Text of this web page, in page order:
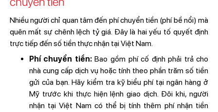
Nhiều người chỉ quan tâm đến phí chuyển tiền (phí bề nổi) mà
quên mất sự chênh lệch tỷ giá. Đây là hai yếu tố quyết định
trực tiếp đến số tiền thực nhận tại Việt Nam.
Phí chuyển tiền:Bao gồm phí cố định phải trả cho
nhà cung cấp dịch vụ hoặc tính theo phần trăm số tiền
gửi của bạn. Hãy kiểm tra kỹ biểu phí tại ngân hàng ở
Mỹ trước khi thực hiện lệnh giao dịch. Đôi khi, người
nhận tại Việt Nam có thể bị tính thêm phí nhận tiền